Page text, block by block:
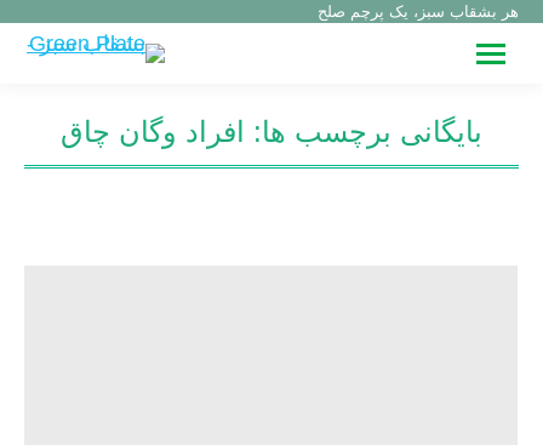
هر بشقاب سبز، یک پرچم صلح
بایگانی برچسب ها: افراد وگان چاق